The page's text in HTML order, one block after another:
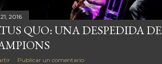
2016
QUO: UNA DESPEDIDA DE
Publicar un comentario